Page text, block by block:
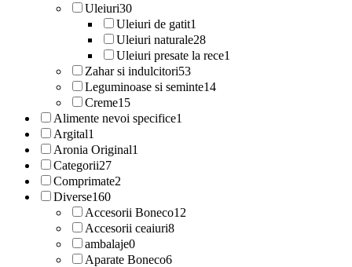
Uleiuri30
Uleiuri de gatit1
Uleiuri naturale28
Uleiuri presate la rece1
Zahar si indulcitori53
Leguminoase si seminte14
Creme15
Alimente nevoi specifice1
Argital1
Aronia Original1
Categorii27
Comprimate2
Diverse160
Accesorii Boneco12
Accesorii ceaiuri8
ambalaje0
Aparate Boneco6